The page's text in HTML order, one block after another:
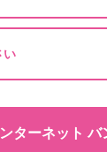
い
ターネット バ